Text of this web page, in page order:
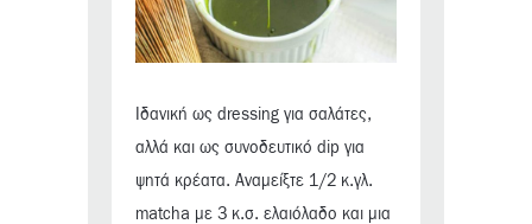
Ιδανική ως dressing για σαλάτες,
αλλά και ως συνοδευτικό dip για
ψητά κρέατα. Αναμείξτε 1/2 κ.γλ.
matcha με 3 κ.σ. ελαιόλαδο και μια